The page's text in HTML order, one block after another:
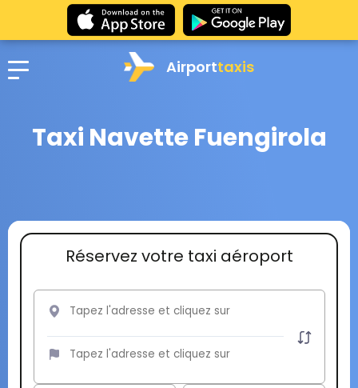
Airporttaxis
Taxi Navette Fuengirola
Réservez votre taxi aéroport